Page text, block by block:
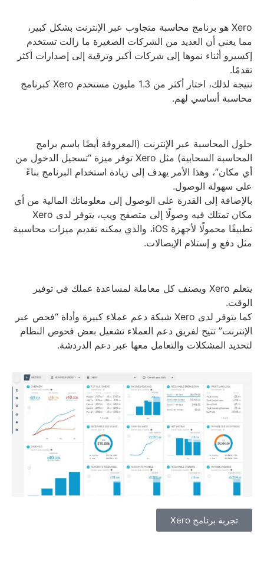
Xero هو برنامج محاسبة متجاوب عبر الإنترنت بشكل كبير،
مما يعني أن العديد من الشركات الصغيرة ما زالت تستخدم
إكسيرو أثناء نموها إلى شركات أكبر وترقية إلى إصدارات أكثر
تقدمًا.
نتيجة لذلك، اختار أكثر من 1.3 مليون مستخدم Xero كبرنامج
محاسبة أساسي لهم.
حلول المحاسبة عبر الإنترنت (المعروفة أيضًا باسم برامج
المحاسبة السحابية) مثل Xero توفر ميزة “تسجيل الدخول من
أي مكان”، وهذا الأمر يهدف إلى زيادة استخدام البرنامج بناءً
على سهولة الوصول.
بالإضافة إلى القدرة على الوصول إلى معلوماتك المالية من أي
مكان تمتلك فيه وصولًا إلى متصفح ويب، يتوفر لدى Xero
تطبيقًا محمولًا لأجهزة iOS، والذي يمكنه تقديم ميزات محاسبية
مثل دفع و إستلام الإيصالات.
يتعلم Xero ويصنف كل معاملة لمساعدة عملك في توفير
الوقت.
كما يتوفر لدى Xero شبكة دعم عملاء كبيرة وأداة “فحص عبر
الإنترنت” تتيح لفريق دعم العملاء تشغيل بعض فحوص النظام
لتحديد المشكلات والتعامل معها عبر دعم الدردشة.
تجربة برنامج Xero